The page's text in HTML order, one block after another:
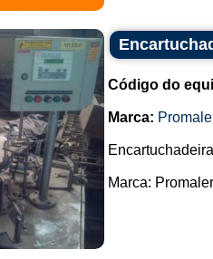
Código do
Marca:
Marca: